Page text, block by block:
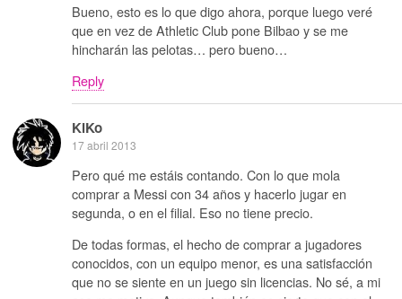
Bueno, esto es lo que digo ahora, porque luego veré
que en vez de Athletic Club pone Bilbao y se me
hincharán las pelotas… pero bueno…
Reply
KiKo
17 abril 2013
Pero qué me estáis contando. Con lo que mola
comprar a Messi con 34 años y hacerlo jugar en
segunda, o en el filial. Eso no tiene precio.
De todas formas, el hecho de comprar a jugadores
conocidos, con un equipo menor, es una satisfacción
que no se siente en un juego sin licencias. No sé, a mi